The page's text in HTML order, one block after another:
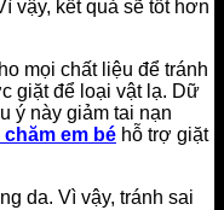
vậy, kết quả sẽ tốt hơn
mọi chất liệu để tránh
giặt để loại vật lạ. Dữ
ý này giảm tai nạn
em bé hỗ trợ giặt
da. Vì vậy, tránh sai